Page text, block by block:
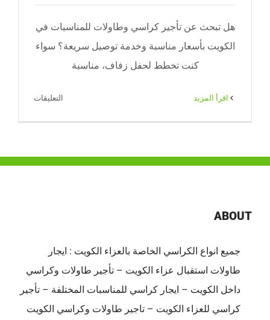
هل تبحث عن تأجير كراسي وطاولات للمناسبات في
الكويت بأسعار مناسبة وخدمة توصيل سريعة؟ سواء
كنت تخطط لحفل زفاف، مناسبة
التعليقات
الكويت
ABOUT
جميع انواع الكراسي الخاصة بالعزاء الكويت : ايجار
طاولات استقبال عزاء الكويت – تأجير طاولات وكراسي
داخل الكويت – ايجار كراسي للمناسبات المختلفة – تأجير
كراسي للعزاء الكويت – تاجير طاولات وكراسي الكويت